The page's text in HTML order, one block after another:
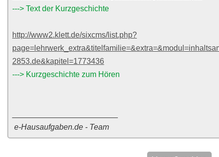
---> Text der Kurzgeschichte
http://www2.klett.de/sixcms/list.php?
2853.de&kapitel=1773436
---> Kurzgeschichte zum Hören
e-Hausaufgaben.de - Team